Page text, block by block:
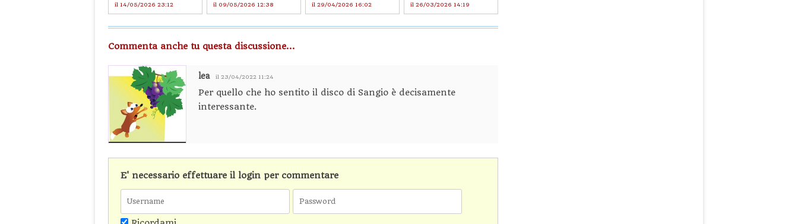
il 14/05/2026 23:12 il 09/05/2026 12:38 il 29/04/2026 16:02 il 26/03/2026 14:19
Commenta anche tu questa discussione...
lea il 23/04/2022 11:24
Per quello che ho sentito il disco di Sangio è decisamente
interessante.
E' necessario effettuare il login per commentare